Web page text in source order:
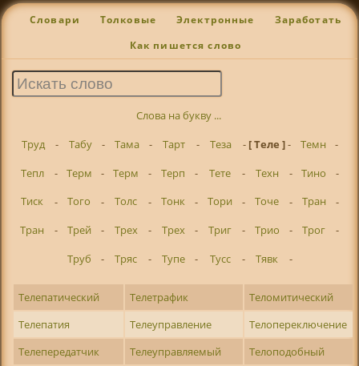
Словари Толковые Электронные Заработать
Как пишется слово
Слова на букву ...
Труд
- Табу - Тама - Тарт - Теза - [ Теле ]- Темн
-
Тепл
- Терм - Терм - Терп - Тете - Техн - Тино
-
Тиск
- Того - Толс - Тонк - Тори - Точе - Тран
-
Тран
- Трей - Трех - Трех - Триг - Трио - Трог
-
Труб
- Тряс - Тупе - Тусс - Тявк -
Телепатический Телетрафик
Теломитический
Телепатия
Телеуправление
Телопереключение
Телепередатчик
Телеуправляемый
Телоподобный